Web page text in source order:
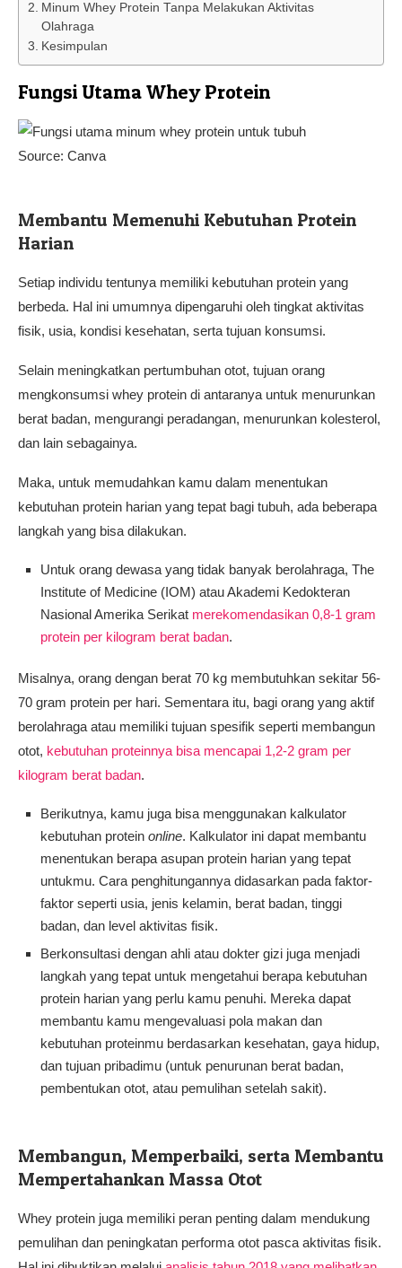
Minum Whey Protein Tanpa Melakukan Aktivitas
Olahraga
Kesimpulan
Fungsi Utama Whey Protein
Source: Canva
Membantu Memenuhi Kebutuhan Protein
Harian
Setiap individu tentunya memiliki kebutuhan protein yang
berbeda. Hal ini umumnya dipengaruhi oleh tingkat aktivitas
fisik, usia, kondisi kesehatan, serta tujuan konsumsi.
Selain meningkatkan pertumbuhan otot, tujuan orang
mengkonsumsi whey protein di antaranya untuk menurunkan
berat badan, mengurangi peradangan, menurunkan kolesterol,
dan lain sebagainya.
Maka, untuk memudahkan kamu dalam menentukan
kebutuhan protein harian yang tepat bagi tubuh, ada beberapa
langkah yang bisa dilakukan.
Untuk orang dewasa yang tidak banyak berolahraga, The
Institute of Medicine (IOM) atau Akademi Kedokteran
Nasional Amerika Serikat merekomendasikan 0,8-1 gram
protein per kilogram berat badan.
Misalnya, orang dengan berat 70 kg membutuhkan sekitar 56-
70 gram protein per hari. Sementara itu, bagi orang yang aktif
berolahraga atau memiliki tujuan spesifik seperti membangun
otot, kebutuhan proteinnya bisa mencapai 1,2-2 gram per
kilogram berat badan.
Berikutnya, kamu juga bisa menggunakan kalkulator
kebutuhan protein online. Kalkulator ini dapat membantu
menentukan berapa asupan protein harian yang tepat
untukmu. Cara penghitungannya didasarkan pada faktor-
faktor seperti usia, jenis kelamin, berat badan, tinggi
badan, dan level aktivitas fisik.
Berkonsultasi dengan ahli atau dokter gizi juga menjadi
langkah yang tepat untuk mengetahui berapa kebutuhan
protein harian yang perlu kamu penuhi. Mereka dapat
membantu kamu mengevaluasi pola makan dan
kebutuhan proteinmu berdasarkan kesehatan, gaya hidup,
dan tujuan pribadimu (untuk penurunan berat badan,
pembentukan otot, atau pemulihan setelah sakit).
Membangun, Memperbaiki, serta Membantu
Mempertahankan Massa Otot
Whey protein juga memiliki peran penting dalam mendukung
pemulihan dan peningkatan performa otot pasca aktivitas fisik.